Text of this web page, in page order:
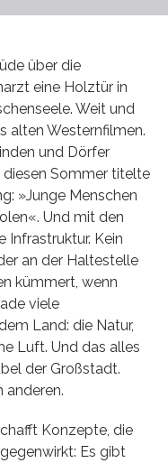
über die
eine Holztür in
Weit und
alten Westernfilmen.
und Dörfer
Sommer titelte
»Junge Menschen
Und mit den
Infrastruktur. Kein
an der Haltestelle
kümmert, wenn
viele
Land: die Natur,
Luft. Und das alles
der Großstadt.
anderen.
Konzepte, die
Es gibt